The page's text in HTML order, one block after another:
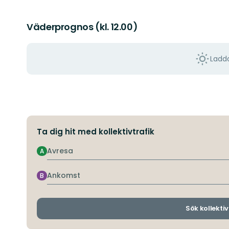
Väderprognos (kl. 12.00)
Ta dig hit med kollektivtrafik
Avresa
A
Ankomst
B
Sök